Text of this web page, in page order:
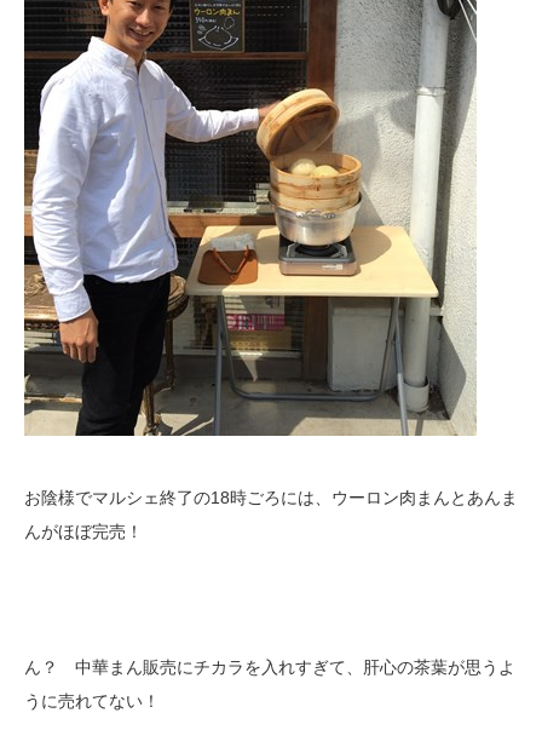
お陰様でマルシェ終了の18時ごろには、ウーロン肉まんとあんま
んがほぼ完売！
ん？ 中華まん販売にチカラを入れすぎて、肝心の茶葉が思うよ
うに売れてない！